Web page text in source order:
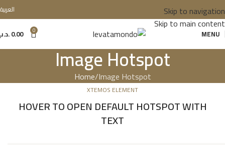
Skip to navigation
Skip to main content
العربية
MENU
0
0.00
Image Hotspot
Home Image Hotspot
XTEMOS ELEMENT
HOVER TO OPEN DEFAULT HOTSPOT WITH
TEXT